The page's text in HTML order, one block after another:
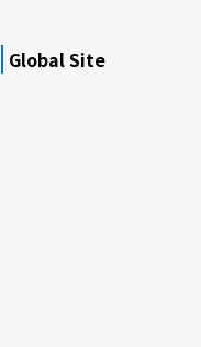
Global Site